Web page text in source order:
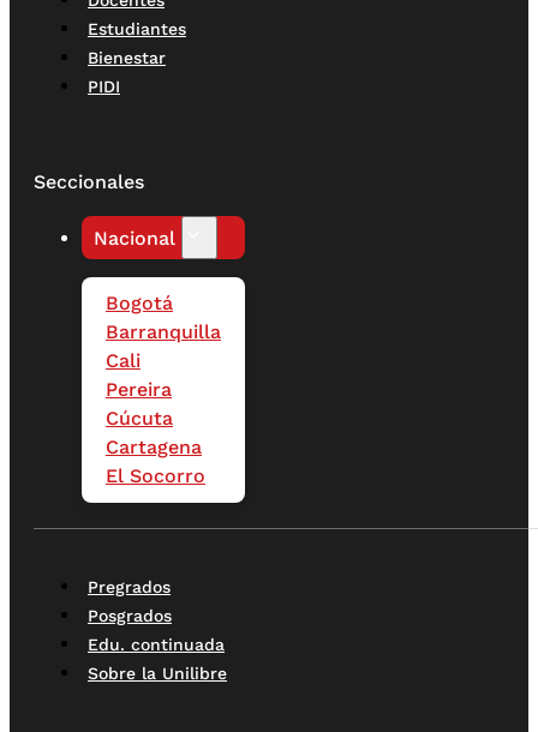
Estudiantes
Bienestar
PIDI
Seccionales
Nacional
Bogotá
Barranquilla
Cali
Pereira
Cúcuta
Cartagena
El Socorro
Pregrados
Posgrados
Edu. continuada
Sobre la Unilibre